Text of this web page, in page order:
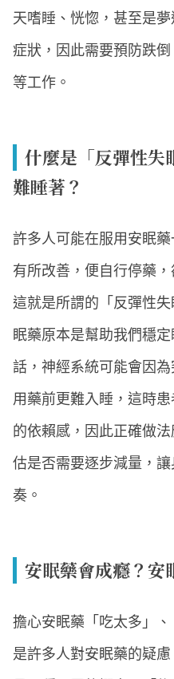
天嗜睡、恍惚，甚至是
症狀，因此需要預防跌
等工作。
什麼是「反彈性失
難睡著？
許多人可能在服用安眠
有所改善，便自行停藥
這就是所謂的「反彈性
眠藥原本是幫助我們穩
話，神經系統可能會因
用藥前更難入睡，這時
的依賴感，因此正確做
估是否需要逐步減量，
奏。
安眠藥會成癮？安
擔心安眠藥「吃太多」
是許多人對安眠藥的疑慮